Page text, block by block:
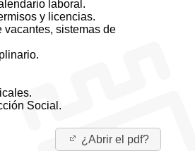
laboral.
y licencias.
vacantes, sistemas de
Social.
¿Abrir el pdf?